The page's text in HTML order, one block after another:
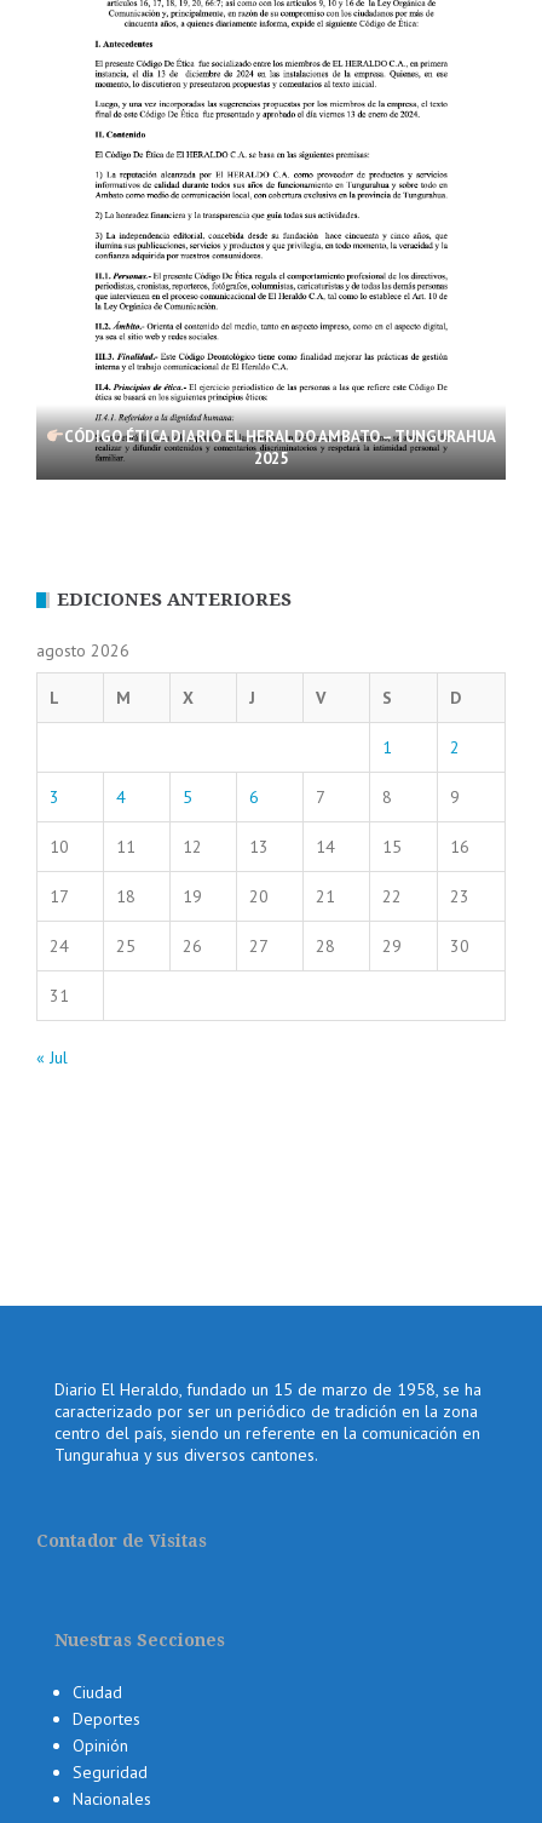
CÓDIGO ÉTICA DIARIO EL HERALDO AMBATO – TUNGURAHUA
2025
EDICIONES ANTERIORES
agosto 2026
L M X J V S D
1 2
3 4 5 6 7 8 9
10 11 12 13 14 15 16
17 18 19 20 21 22 23
24 25 26 27 28 29 30
31
« Jul
Diario El Heraldo, fundado un 15 de marzo de 1958, se ha
caracterizado por ser un periódico de tradición en la zona
centro del país, siendo un referente en la comunicación en
Tungurahua y sus diversos cantones.
Contador de Visitas
Nuestras Secciones
Ciudad
Deportes
Opinión
Seguridad
Nacionales